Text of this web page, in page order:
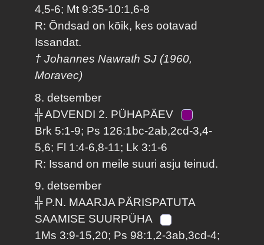
4,5-6; Mt 9:35-10:1,6-8
R: Õndsad on kõik, kes ootavad
Issandat.
† Johannes Nawrath SJ (1960,
Moravec)
8. detsember
╬ ADVENDI 2. PÜHAPÄEV
Brk 5:1-9; Ps 126:1bc-2ab,2cd-3,4-
5,6; Fl 1:4-6,8-11; Lk 3:1-6
R: Issand on meile suuri asju teinud.
9. detsember
╬ P.N. MAARJA PÄRISPATUTA
SAAMISE SUURPÜHA
1Ms 3:9-15,20; Ps 98:1,2-3ab,3cd-4;